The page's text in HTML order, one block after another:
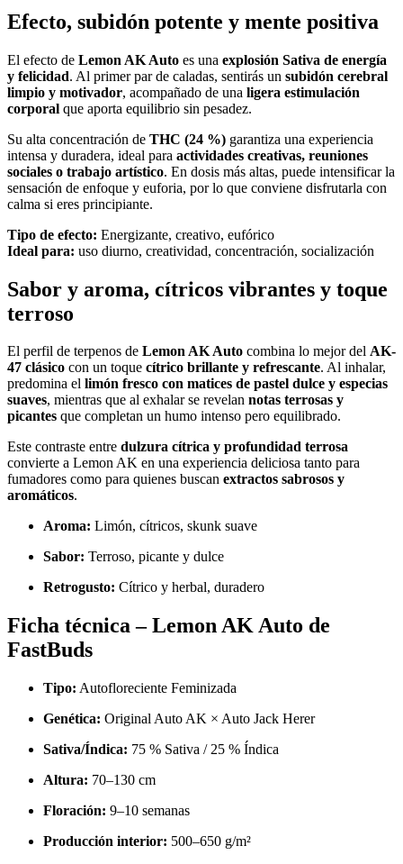
Efecto, subidón potente y mente positiva
El efecto de Lemon AK Auto es una explosión Sativa de energía
y felicidad. Al primer par de caladas, sentirás un subidón cerebral
limpio y motivador, acompañado de una ligera estimulación
corporal que aporta equilibrio sin pesadez.
Su alta concentración de THC (24 %) garantiza una experiencia
intensa y duradera, ideal para actividades creativas, reuniones
sociales o trabajo artístico. En dosis más altas, puede intensificar la
sensación de enfoque y euforia, por lo que conviene disfrutarla con
calma si eres principiante.
Tipo de efecto: Energizante, creativo, eufórico
Ideal para: uso diurno, creatividad, concentración, socialización
Sabor y aroma, cítricos vibrantes y toque
terroso
El perfil de terpenos de Lemon AK Auto combina lo mejor del AK-
47 clásico con un toque cítrico brillante y refrescante. Al inhalar,
predomina el limón fresco con matices de pastel dulce y especias
suaves, mientras que al exhalar se revelan notas terrosas y
picantes que completan un humo intenso pero equilibrado.
Este contraste entre dulzura cítrica y profundidad terrosa
convierte a Lemon AK en una experiencia deliciosa tanto para
fumadores como para quienes buscan extractos sabrosos y
aromáticos.
Aroma: Limón, cítricos, skunk suave
Sabor: Terroso, picante y dulce
Retrogusto: Cítrico y herbal, duradero
Ficha técnica – Lemon AK Auto de
FastBuds
Tipo: Autofloreciente Feminizada
Genética: Original Auto AK × Auto Jack Herer
Sativa/Índica: 75 % Sativa / 25 % Índica
Altura: 70–130 cm
Floración: 9–10 semanas
Producción interior: 500–650 g/m²